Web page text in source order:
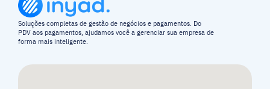
Soluções completas de gestão de negócios e pagamentos. Do
PDV aos pagamentos, ajudamos você a gerenciar sua empresa de
forma mais inteligente.